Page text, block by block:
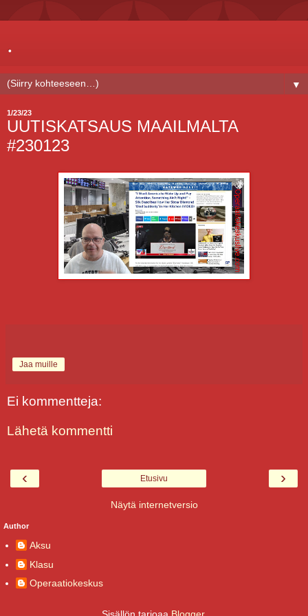
.
▼
1/23/23
UUTISKATSAUS MAAILMALTA
#230123
Jaa muille
Ei kommentteja:
Lähetä kommentti
‹ ›
Etusivu
Näytä internetversio
Author
Aksu
Klasu
Operaatiokeskus